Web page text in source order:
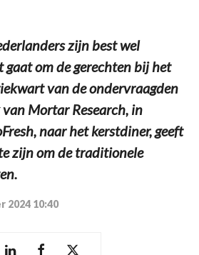
zijn best wel
gaat om de gerechten bij het
van de ondervraagden
Mortar Research, in
naar het kerstdiner, geeft
zijn om de traditionele
2024 10:40